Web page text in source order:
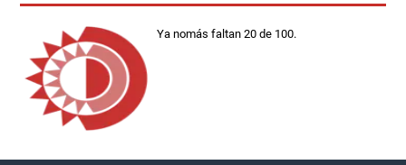
Ya nomás faltan 20 de 100.